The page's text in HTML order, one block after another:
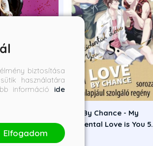
Love By Chance - My
Accidental Love is You 5.
Mame
biztosítása
használatára
információ ide
Elfogadom